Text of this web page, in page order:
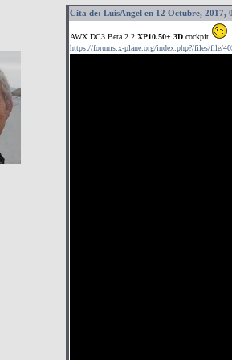
Cita de: LuisAngel en 12 Octubre, 2017,
AWX DC3 Beta 2.2 XP10.50+ 3D cockpit
https://forums.x-plane.org/index.php?/files/file/